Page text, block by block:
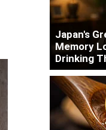
Japan's
Memory
Drinking